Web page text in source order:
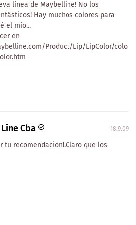
línea de Maybelline! No los
Hay muchos colores para
el mío...
en
Product/Lip/LipColor/colo
Cba 18.9.09
tu recomendacion!.Claro que los